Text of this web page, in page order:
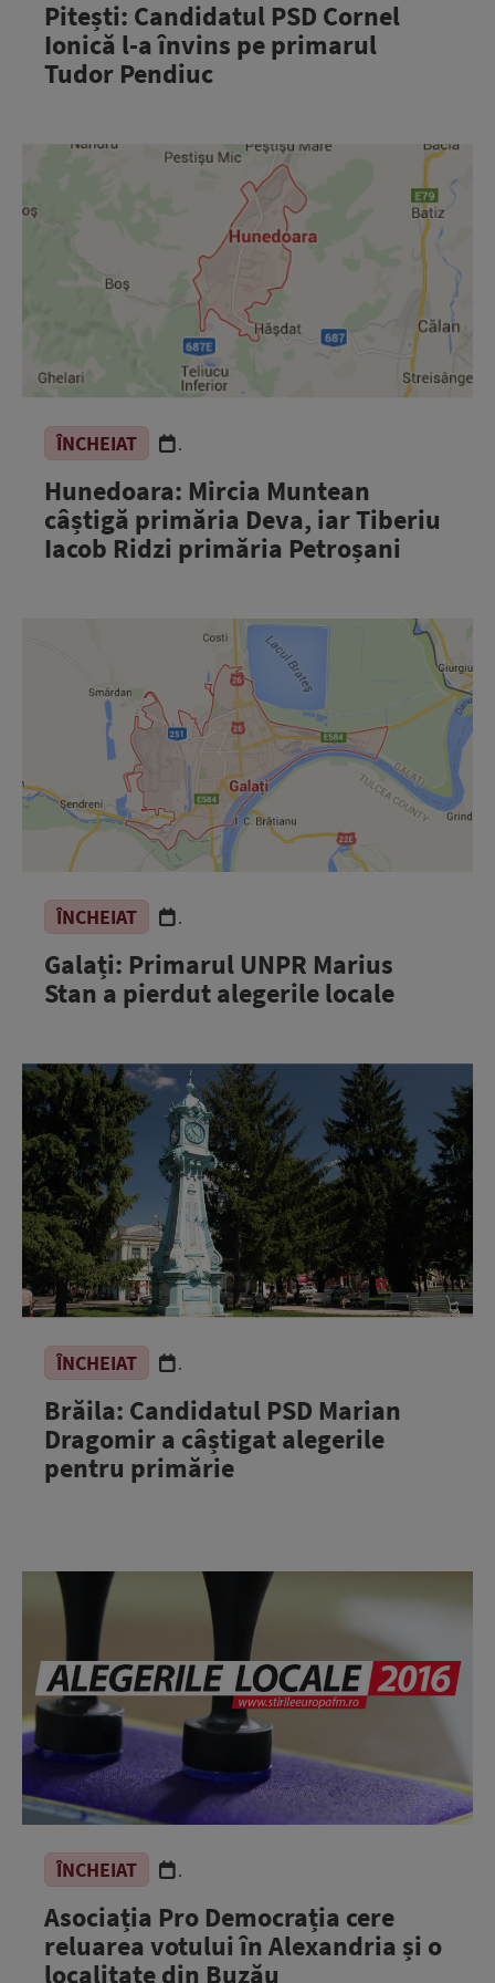
Pitești: Candidatul PSD Cornel
Ionică l-a învins pe primarul
Tudor Pendiuc
ÎNCHEIAT .
Hunedoara: Mircia Muntean
câștigă primăria Deva, iar Tiberiu
Iacob Ridzi primăria Petroșani
ÎNCHEIAT .
Galați: Primarul UNPR Marius
Stan a pierdut alegerile locale
ÎNCHEIAT .
Brăila: Candidatul PSD Marian
Dragomir a câștigat alegerile
pentru primărie
ÎNCHEIAT .
Asociația Pro Democrația cere
reluarea votului în Alexandria și o
localitate din Buzău